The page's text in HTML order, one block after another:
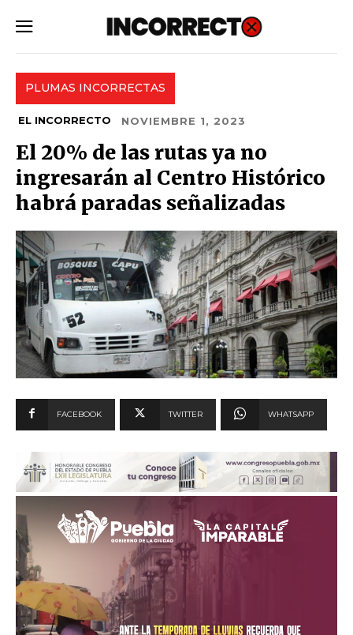
PLUMAS INCORRECTAS
EL INCORRECTO NOVIEMBRE 1, 2023
El 20% de las rutas ya no
ingresarán al Centro Histórico
habrá paradas señalizadas
FACEBOOK TWITTER WHATSAPP